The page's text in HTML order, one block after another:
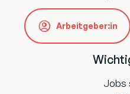
Arbeitgeber:in
Jobs